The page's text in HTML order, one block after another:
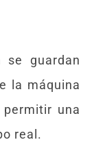
se guardan
la máquina
una
real.